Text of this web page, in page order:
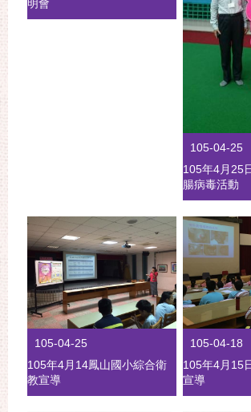
明會
105-04-25
105年4月25
腸病毒活動
105-04-25
105年4月14鳳山國小綜合衛
教宣導
105-04-18
105年4月15
宣導